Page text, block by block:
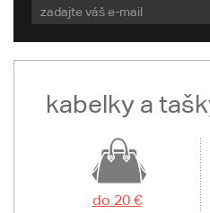
kabelky a
do 20 €